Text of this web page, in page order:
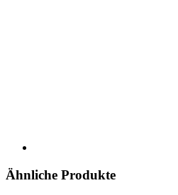
Ähnliche Produkte